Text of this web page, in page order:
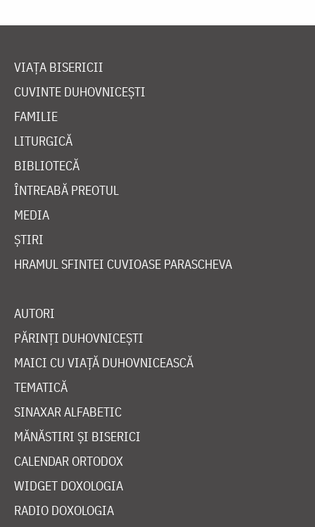
VIAȚA BISERICII
CUVINTE DUHOVNICEȘTI
FAMILIE
LITURGICĂ
BIBLIOTECĂ
ÎNTREABĂ PREOTUL
MEDIA
ȘTIRI
HRAMUL SFINTEI CUVIOASE PARASCHEVA
AUTORI
PĂRINȚI DUHOVNICEȘTI
MAICI CU VIAȚĂ DUHOVNICEASCĂ
TEMATICĂ
SINAXAR ALFABETIC
MĂNĂSTIRI ȘI BISERICI
CALENDAR ORTODOX
WIDGET DOXOLOGIA
RADIO DOXOLOGIA